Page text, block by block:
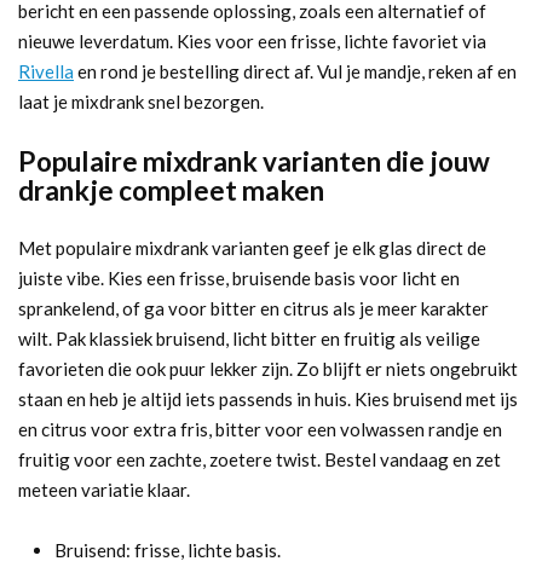
bericht en een passende oplossing, zoals een alternatief of
nieuwe leverdatum. Kies voor een frisse, lichte favoriet via
Rivella en rond je bestelling direct af. Vul je mandje, reken af en
laat je mixdrank snel bezorgen.
Populaire mixdrank varianten die jouw
drankje compleet maken
Met populaire mixdrank varianten geef je elk glas direct de
juiste vibe. Kies een frisse, bruisende basis voor licht en
sprankelend, of ga voor bitter en citrus als je meer karakter
wilt. Pak klassiek bruisend, licht bitter en fruitig als veilige
favorieten die ook puur lekker zijn. Zo blijft er niets ongebruikt
staan en heb je altijd iets passends in huis. Kies bruisend met ijs
en citrus voor extra fris, bitter voor een volwassen randje en
fruitig voor een zachte, zoetere twist. Bestel vandaag en zet
meteen variatie klaar.
Bruisend: frisse, lichte basis.